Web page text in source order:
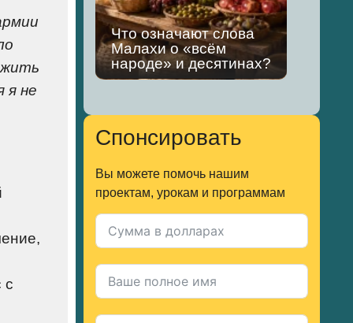
жить
я не
с
Что означают слова
Малахи о «всём
народе» и десятинах?
Спонсировать
Вы можете помочь нашим
проектам, урокам и программам